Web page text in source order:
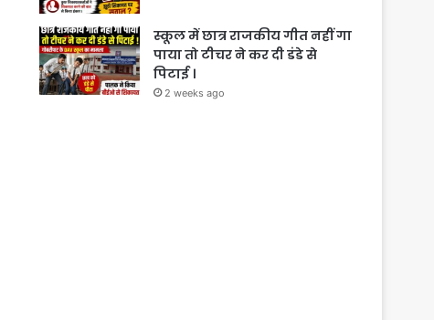
स्कूल में छात्र राजकीय गीत नहीं गा
पाया तो टीचर ने कर दी डंडे से
पिटाई ।
2 weeks ago